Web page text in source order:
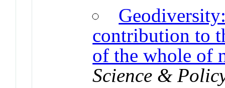
contribution to
of the whole of
Science &